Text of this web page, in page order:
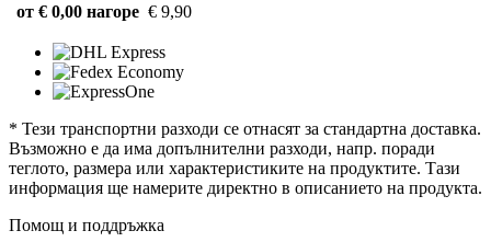
от € 0,00 нагоре € 9,90
* Тези транспортни разходи се отнасят за стандартна доставка.
Възможно е да има допълнителни разходи, напр. поради
теглото, размера или характеристиките на продуктите. Тази
информация ще намерите директно в описанието на продукта.
Помощ и поддръжка